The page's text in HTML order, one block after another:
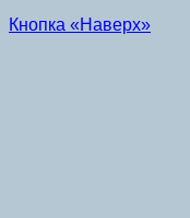
Кнопка «Наверх»